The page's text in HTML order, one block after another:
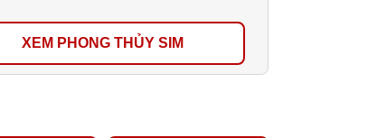
XEM PHONG THỦY SIM